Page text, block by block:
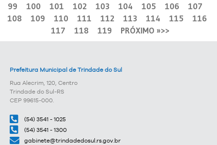
99
100 101 102 103 104 105 106
107
108
109 110 111 112 113 114 115
116
117
118 119 PRÓXIMO »
Prefeitura Municipal de Trindade do Sul
Rua Alecrim, 120, Centro
Trindade do Sul-RS
CEP 99615-000.
(54) 3541 - 1025
(54) 3541 - 1300
gabinete@trindadedosul.rs.gov.br